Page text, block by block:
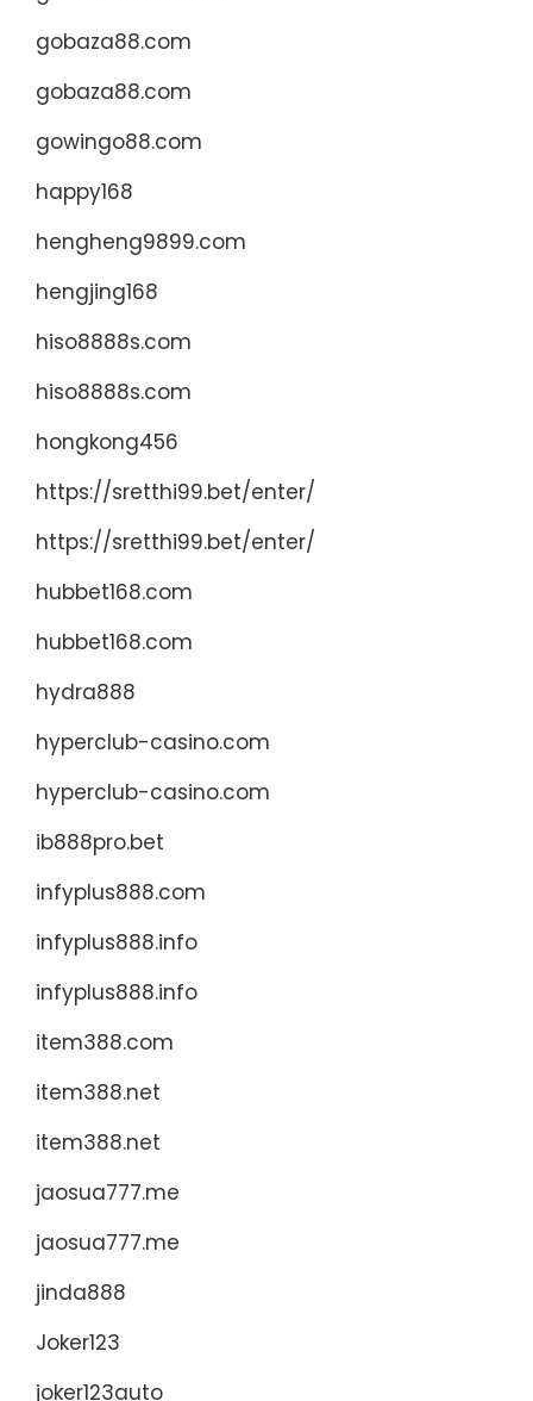
gobaza88.com
gobaza88.com
gowingo88.com
happy168
hengheng9899.com
hengjing168
hiso8888s.com
hiso8888s.com
hongkong456
https://sretthi99.bet/enter/
https://sretthi99.bet/enter/
hubbet168.com
hubbet168.com
hydra888
hyperclub-casino.com
hyperclub-casino.com
ib888pro.bet
infyplus888.com
infyplus888.info
infyplus888.info
item388.com
item388.net
item388.net
jaosua777.me
jaosua777.me
jinda888
Joker123
joker123auto